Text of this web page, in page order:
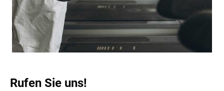
Rufen Sie uns!